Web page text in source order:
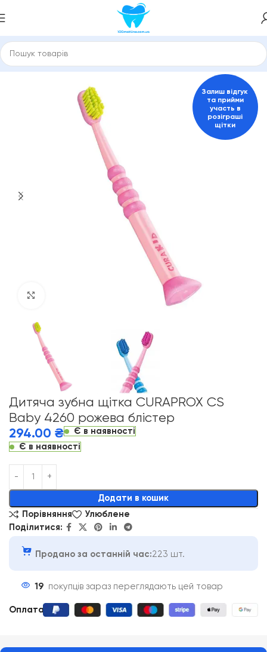
Зубні щітки та міжзубні йоржики Зубні щітки Curaprox
Залиш відгук
та прийми
участь в
розіграші
щітки
Дитяча зубна щітка CURAPROX CS
Baby 4260 рожева блістер
294.00 ₴
Є в наявності
Є в наявності
Додати в кошик
Alternative:
Порівняння
Улюблене
Поділитися:
Продано за останній час:223 шт.
19 покупців зараз переглядають цей товар
Оплата